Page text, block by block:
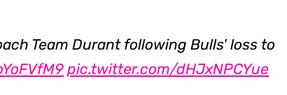
Team Durant following Bulls' loss to
pic.twitter.com/dHJxNPCYue